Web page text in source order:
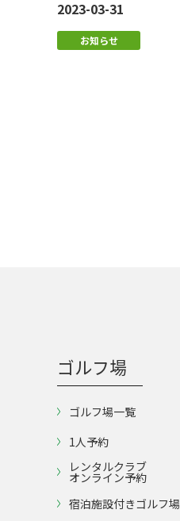
2023-03-31
お知らせ
ゴルフ場
ゴルフ場一覧
1人予約
レンタルクラブ
オンライン予約
宿泊施設付きゴルフ場